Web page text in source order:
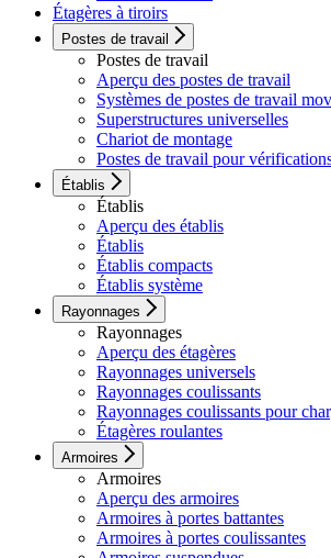
Étagères à tiroirs
Postes de travail
Postes de travail
Aperçu des postes de travail
Systèmes de postes de travail
Superstructures universelles
Chariot de montage
Postes de travail pour
Établis
Établis
Aperçu des établis
Établis
Établis compacts
Établis système
Rayonnages
Rayonnages
Aperçu des étagères
Rayonnages universels
Rayonnages coulissants
Rayonnages coulissants pour
Étagères roulantes
Armoires
Armoires
Aperçu des armoires
Armoires à portes battantes
Armoires à portes coulissantes